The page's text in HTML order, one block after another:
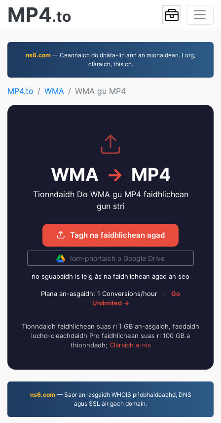
MP4.to
ns6.com — Ceannaich do dhàta-lìn ann an mionaidean. Lorg,
clàraich, tòisich.
MP4.to WMA WMA gu MP4
WMA → MP4
Tionndaidh Do WMA gu MP4 faidhlichean
gun strì
Tagh na faidhlichean agad
Iom-phortaich o Google Drive
no sguabaidh is leig às na faidhlichean agad an seo
Plana an-asgaidh: 1 Conversions/hour ·
Go
Unlimited →
Tionndaidh faidhlichean suas ri 1 GB an-asgaidh, faodaidh
luchd-cleachdaidh Pro faidhlichean suas ri 100 GB a
thionndadh; Clàraich a-nis
ns6.com— Saor an-asgaidh WHOIS prìobhaideachd, DNS
agus SSL air gach domain.